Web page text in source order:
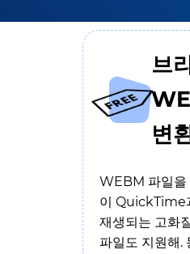
브
변
WEBM 파일
이 QuickTime
재생되는 고화
파일도 지원해.